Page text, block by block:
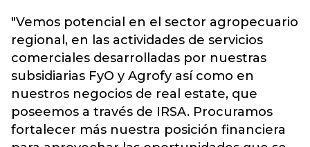
"Vemos potencial en el sector agropecuario
regional, en las actividades de servicios
comerciales desarrolladas por nuestras
subsidiarias FyO y Agrofy así como en
nuestros negocios de real estate, que
poseemos a través de IRSA. Procuramos
fortalecer más nuestra posición financiera